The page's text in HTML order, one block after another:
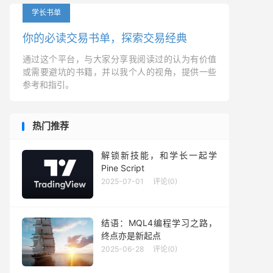
学长书单
你的必读交易书单，探索交易经典
通过这个平台，与大家分享我阅读过的认为有价值
或需要避坑的书籍，并以我个人的视角，提供一些
参考和指引。
热门推荐
解锁新技能，和学长一起学
Pine Script
2025-07-01 评论(0)
结语：MQL4编程学习之路，
终点亦是新起点
2025-06-28 评论(0)